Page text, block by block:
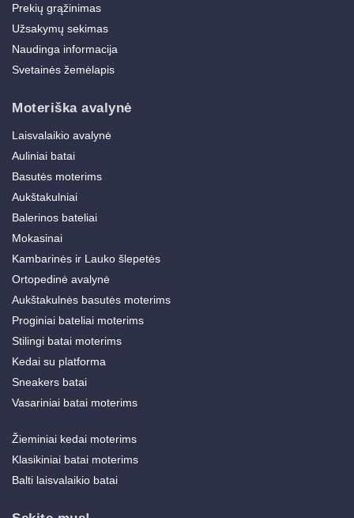
Prekių grąžinimas
Užsakymų sekimas
Naudinga informacija
Svetainės žemėlapis
Moteriška avalynė
Laisvalaikio avalynė
Auliniai batai
Basutės moterims
Aukštakulniai
Balerinos bateliai
Mokasinai
Kambarinės ir Lauko šlepetės
Ortopedinė avalynė
Aukštakulnės basutės moterims
Proginiai bateliai moterims
Stilingi batai moterims
Kedai su platforma
Sneakers batai
Vasariniai batai moterims
Žieminiai kedai moterims
Klasikiniai batai moterims
Balti laisvalaikio batai